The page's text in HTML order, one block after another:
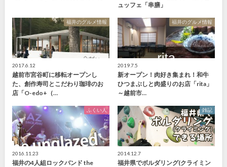
ュッフェ「串膳」
福井のグルメ情報
2017.6.12
越前市宮谷町に移転オープンし
た、創作寿司とこだわり珈琲のお
店「O-edo+（…
福井のグルメ情報
2019.7.5
新オープン！肉好き集まれ！和牛
ひつまぶしと肉盛りのお店「rita」
～越前市…
ふくい人
2016.11.23
福井の4人組ロックバンド the
雑記
2014.12.7
福井県でボルダリング(クライミン